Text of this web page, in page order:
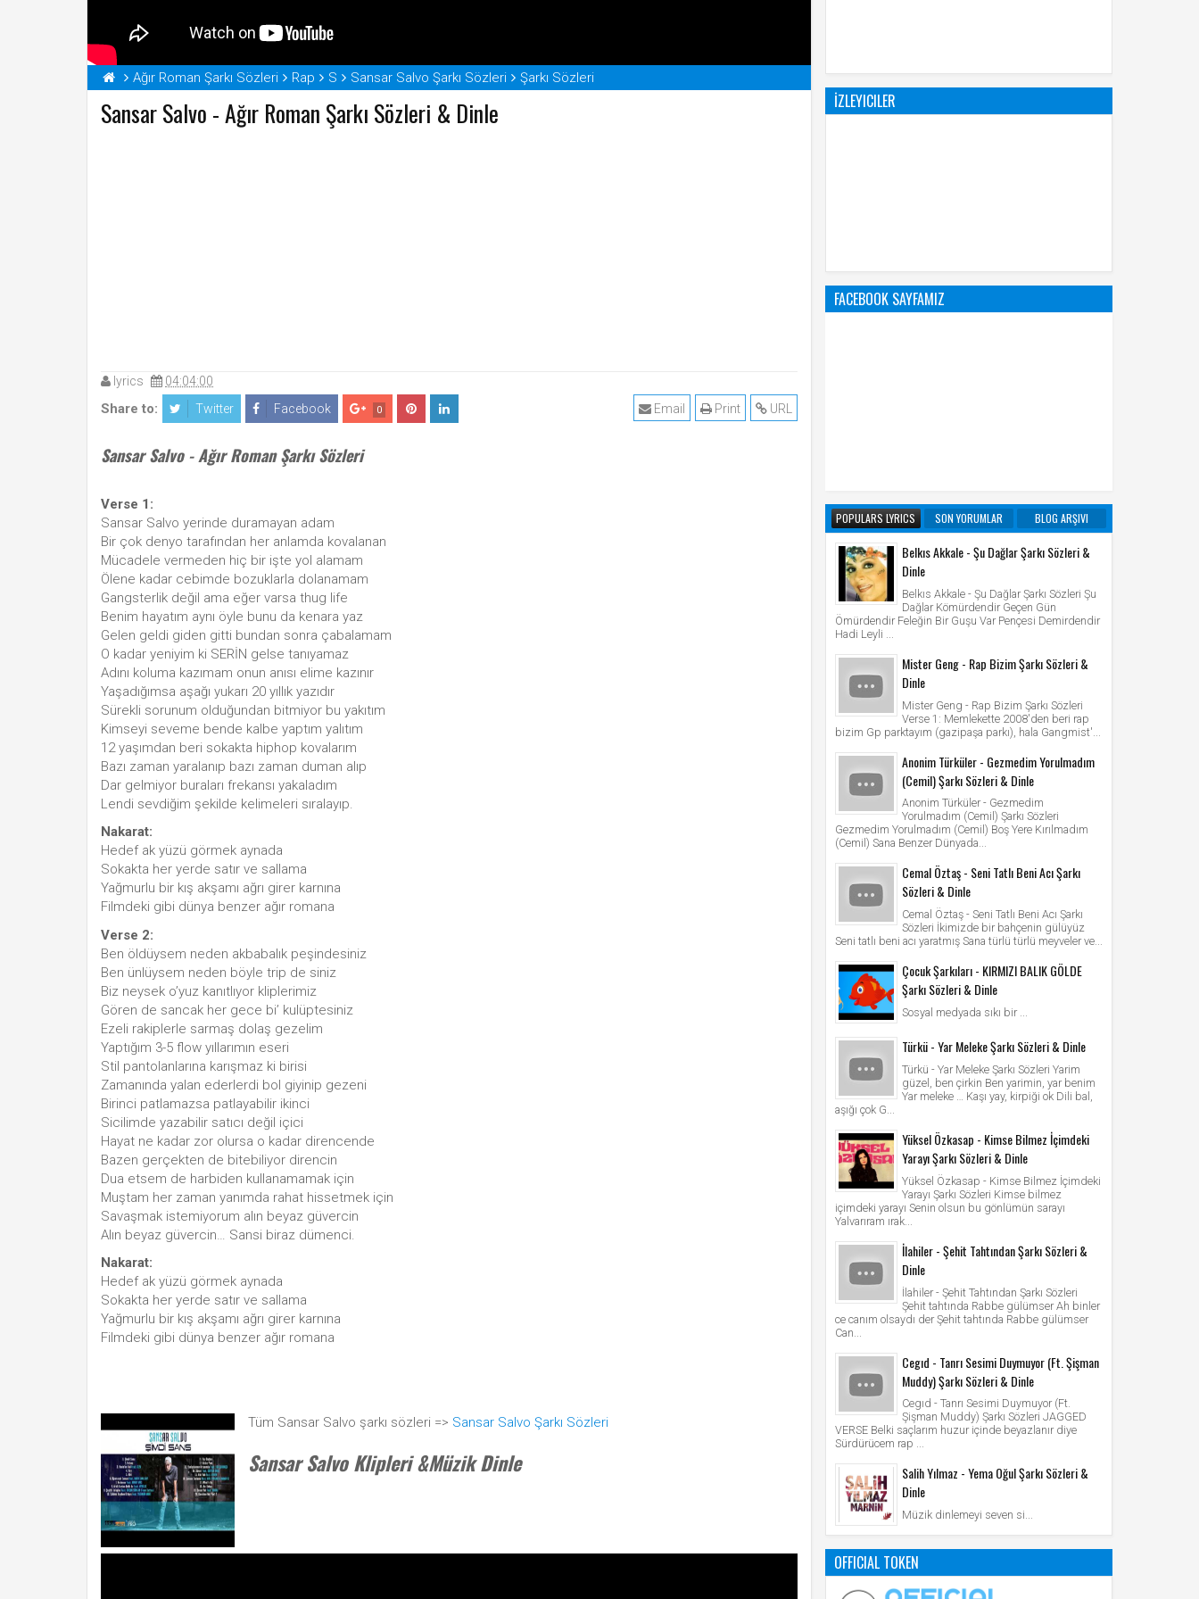
Ağır Roman Şarkı Sözleri Rap S Sansar Salvo Şarkı Sözleri Şarkı Sözleri
Sansar Salvo - Ağır Roman Şarkı Sözleri & Dinle
lyrics 04:04:00
Share to: Twitter Facebook 0 URL
Print
Email
Sansar Salvo - Ağır Roman Şarkı Sözleri
Verse 1:
Sansar Salvo yerinde duramayan adam
Bir çok denyo tarafından her anlamda kovalanan
Mücadele vermeden hiç bir işte yol alamam
Ölene kadar cebimde bozuklarla dolanamam
Gangsterlik değil ama eğer varsa thug life
Benim hayatım aynı öyle bunu da kenara yaz
Gelen geldi giden gitti bundan sonra çabalamam
O kadar yeniyim ki SERİN gelse tanıyamaz
Adını koluma kazımam onun anısı elime kazınır
Yaşadığımsa aşağı yukarı 20 yıllık yazıdır
Sürekli sorunum olduğundan bitmiyor bu yakıtım
Kimseyi seveme bende kalbe yaptım yalıtım
12 yaşımdan beri sokakta hiphop kovalarım
Bazı zaman yaralanıp bazı zaman duman alıp
Dar gelmiyor buraları frekansı yakaladım
Lendi sevdiğim şekilde kelimeleri sıralayıp.
Nakarat:
Hedef ak yüzü görmek aynada
Sokakta her yerde satır ve sallama
Yağmurlu bir kış akşamı ağrı girer karnına
Filmdeki gibi dünya benzer ağır romana
Verse 2:
Ben öldüysem neden akbabalık peşindesiniz
Ben ünlüysem neden böyle trip de siniz
Biz neysek o’yuz kanıtlıyor kliplerimiz
Gören de sancak her gece bi’ kulüptesiniz
Ezeli rakiplerle sarmaş dolaş gezelim
Yaptığım 3-5 flow yıllarımın eseri
Stil pantolanlarına karışmaz ki birisi
Zamanında yalan ederlerdi bol giyinip gezeni
Birinci patlamazsa patlayabilir ikinci
Sicilimde yazabilir satıcı değil içici
Hayat ne kadar zor olursa o kadar direncende
Bazen gerçekten de bitebiliyor direncin
Dua etsem de harbiden kullanamamak için
Muştam her zaman yanımda rahat hissetmek için
Savaşmak istemiyorum alın beyaz güvercin
Alın beyaz güvercin… Sansi biraz dümenci.
Nakarat:
Hedef ak yüzü görmek aynada
Sokakta her yerde satır ve sallama
Yağmurlu bir kış akşamı ağrı girer karnına
Filmdeki gibi dünya benzer ağır romana
Tüm Sansar Salvo şarkı sözleri => Sansar Salvo Şarkı Sözleri
Sansar Salvo Klipleri &Müzik Dinle
İZLEYICILER
FACEBOOK SAYFAMIZ
POPULARS LYRICS SON YORUMLAR BLOG ARŞIVI
Belkıs Akkale - Şu Dağlar Şarkı Sözleri &
Dinle
Belkıs Akkale - Şu Dağlar Şarkı Sözleri Şu
Dağlar Kömürdendir Geçen Gün
Ömürdendir Feleğin Bir Guşu Var Pençesi Demirdendir
Hadi Leyli ...
Mister Geng - Rap Bizim Şarkı Sözleri &
Dinle
Mister Geng - Rap Bizim Şarkı Sözleri
Verse 1: Memlekette 2008'den beri rap
bizim Gp parktayım (gazipaşa parkı), hala Gangmist'...
Anonim Türküler - Gezmedim Yorulmadım
(Cemil) Şarkı Sözleri & Dinle
Anonim Türküler - Gezmedim
Yorulmadım (Cemil) Şarkı Sözleri
Gezmedim Yorulmadım (Cemil) Boş Yere Kırılmadım
(Cemil) Sana Benzer Dünyada...
Cemal Öztaş - Seni Tatlı Beni Acı Şarkı
Sözleri & Dinle
Cemal Öztaş - Seni Tatlı Beni Acı Şarkı
Sözleri İkimizde bir bahçenin gülüyüz
Seni tatlı beni acı yaratmış Sana türlü türlü meyveler ve...
Çocuk Şarkıları - KIRMIZI BALIK GÖLDE
Şarkı Sözleri & Dinle
Sosyal medyada sıkı bir ...
Türkü - Yar Meleke Şarkı Sözleri & Dinle
Türkü - Yar Meleke Şarkı Sözleri Yarim
güzel, ben çirkin Ben yarimin, yar benim
Yar meleke … Kaşı yay, kirpiği ok Dili bal,
aşığı çok G...
Yüksel Özkasap - Kimse Bilmez İçimdeki
Yarayı Şarkı Sözleri & Dinle
Yüksel Özkasap - Kimse Bilmez İçimdeki
Yarayı Şarkı Sözleri Kimse bilmez
içimdeki yarayı Senin olsun bu gönlümün sarayı
Yalvarıram ırak...
İlahiler - Şehit Tahtından Şarkı Sözleri &
Dinle
İlahiler - Şehit Tahtından Şarkı Sözleri
Şehit tahtında Rabbe gülümser Ah binler
ce canım olsaydı der Şehit tahtında Rabbe gülümser
Can...
Cegıd - Tanrı Sesimi Duymuyor (Ft. Şişman
Muddy) Şarkı Sözleri & Dinle
Cegıd - Tanrı Sesimi Duymuyor (Ft.
Şişman Muddy) Şarkı Sözleri JAGGED
VERSE Belki saçlarım huzur içinde beyazlanır diye
Sürdürücem rap ...
Salih Yılmaz - Yema Oğul Şarkı Sözleri &
Dinle
Müzik dinlemeyi seven si...
OFFICIAL TOKEN